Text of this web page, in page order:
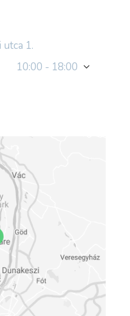
1.
10:00 - 18:00